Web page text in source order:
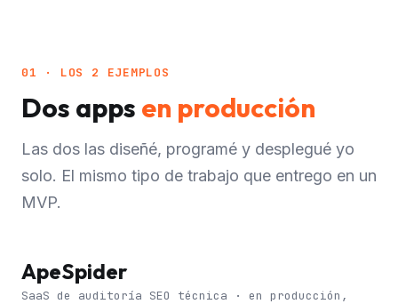
01 · LOS 2 EJEMPLOS
Dos apps en producción
Las dos las diseñé, programé y desplegué yo
solo. El mismo tipo de trabajo que entrego en un
MVP.
ApeSpider
SaaS de auditoría SEO técnica · en producción,